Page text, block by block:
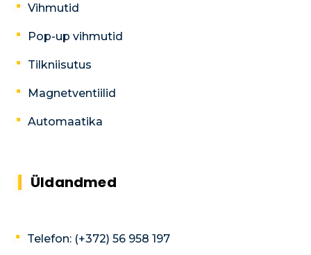
Vihmutid
Pop-up vihmutid
Tilkniisutus
Magnetventiilid
Automaatika
Üldandmed
Telefon: (+372) 56 958 197